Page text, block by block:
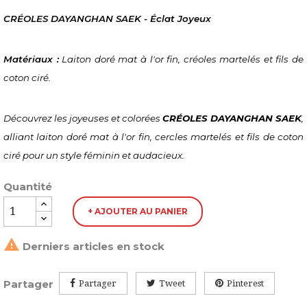
CRÉOLES DAYANGHAN SAEK - Éclat Joyeux
Matériaux : Laiton doré mat à l'or fin, créoles martelés et fils de
coton ciré.
Découvrez les joyeuses et colorées CRÉOLES DAYANGHAN SAEK,
alliant laiton doré mat à l'or fin, cercles martelés et fils de coton
ciré pour un style féminin et audacieux.
Quantité
+ AJOUTER AU PANIER
 Derniers articles en stock
Partager Partager Tweet Pinterest